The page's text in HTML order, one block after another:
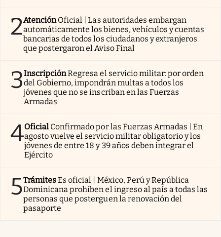
2AtenciónOficial | Las autoridades embargan
automáticamente los bienes, vehículos y cuentas
bancarias de todos los ciudadanos y extranjeros
que postergaron el Aviso Final
3InscripciónRegresa el servicio militar: por orden
del Gobierno, impondrán multas a todos los
jóvenes que no se inscriban en las Fuerzas
Armadas
4Oficial Confirmado por las Fuerzas Armadas | En
agosto vuelve el servicio militar obligatorio y los
jóvenes de entre 18 y 39 años deben integrar el
Ejército
5TrámitesEs oficial | México, Perú y República
Dominicana prohíben el ingreso al país a todas las
personas que posterguen la renovación del
pasaporte